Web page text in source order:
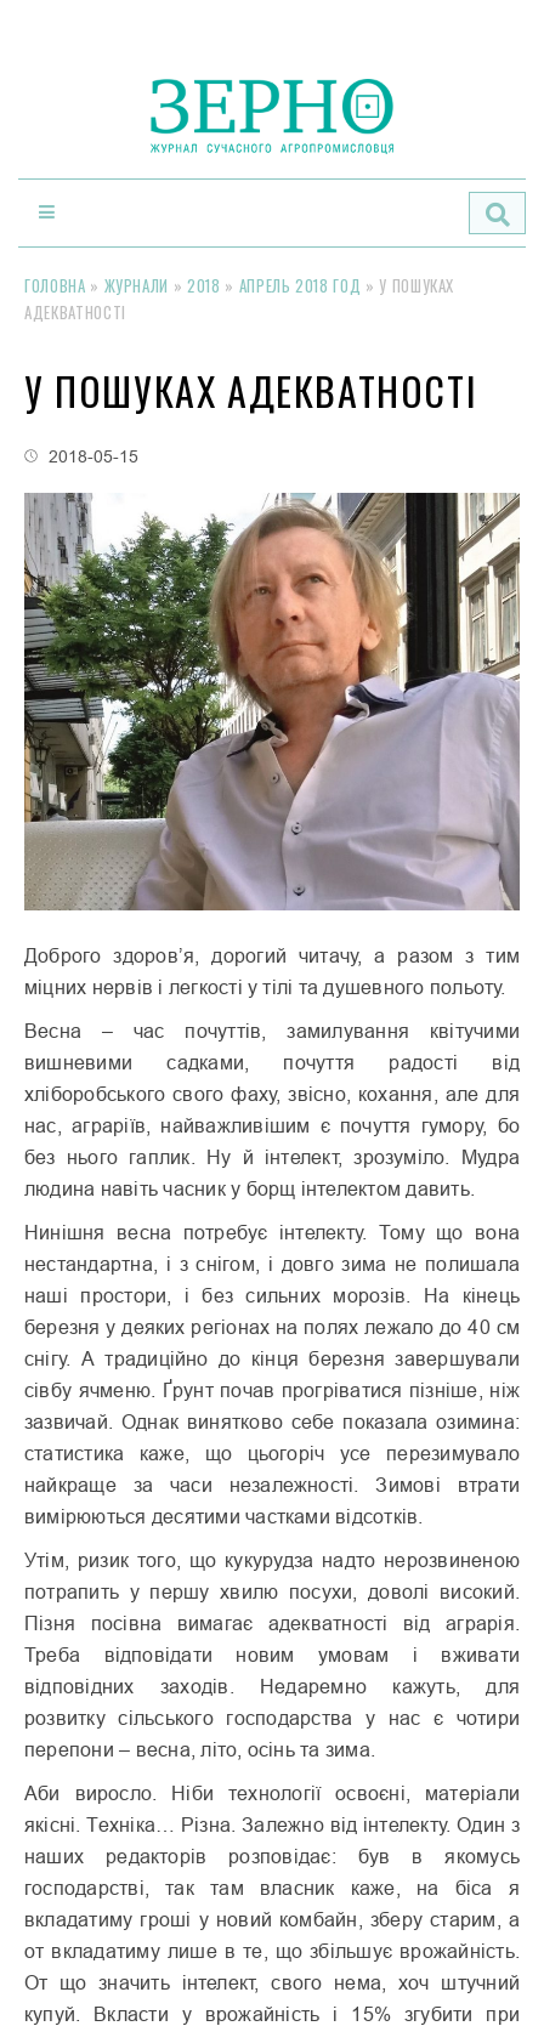
ГОЛОВНА » ЖУРНАЛИ »2018 » АПРЕЛЬ 2018 ГОД » У ПОШУКАХ
АДЕКВАТНОСТІ
У ПОШУКАХ АДЕКВАТНОСТІ
2018-05-15
Доброго здоров’я, дорогий читачу, а разом з тим
міцних нервів і легкості у тілі та душевного польоту.
Весна – час почуттів, замилування квітучими
вишневими садками, почуття радості від
хліборобського свого фаху, звісно, кохання, але для
нас, аграріїв, найважливішим є почуття гумору, бо
без нього гаплик. Ну й інтелект, зрозуміло. Мудра
людина навіть часник у борщ інтелектом давить.
Нинішня весна потребує інтелекту. Тому що вона
нестандартна, і з снігом, і довго зима не полишала
наші простори, і без сильних морозів. На кінець
березня у деяких регіонах на полях лежало до 40 см
снігу. А традиційно до кінця березня завершували
сівбу ячменю. Ґрунт почав прогріватися пізніше, ніж
зазвичай. Однак винятково себе показала озимина:
статистика каже, що цьогоріч усе перезимувало
найкраще за часи незалежності. Зимові втрати
вимірюються десятими частками відсотків.
Утім, ризик того, що кукурудза надто нерозвиненою
потрапить у першу хвилю посухи, доволі високий.
Пізня посівна вимагає адекватності від аграрія.
Треба відповідати новим умовам і вживати
відповідних заходів. Недаремно кажуть, для
розвитку сільського господарства у нас є чотири
перепони – весна, літо, осінь та зима.
Аби виросло. Ніби технології освоєні, матеріали
якісні. Техніка… Різна. Залежно від інтелекту. Один з
наших редакторів розповідає: був в якомусь
господарстві, так там власник каже, на біса я
вкладатиму гроші у новий комбайн, зберу старим, а
от вкладатиму лише в те, що збільшує врожайність.
От що значить інтелект, свого нема, хоч штучний
купуй. Вкласти у врожайність і 15% згубити при